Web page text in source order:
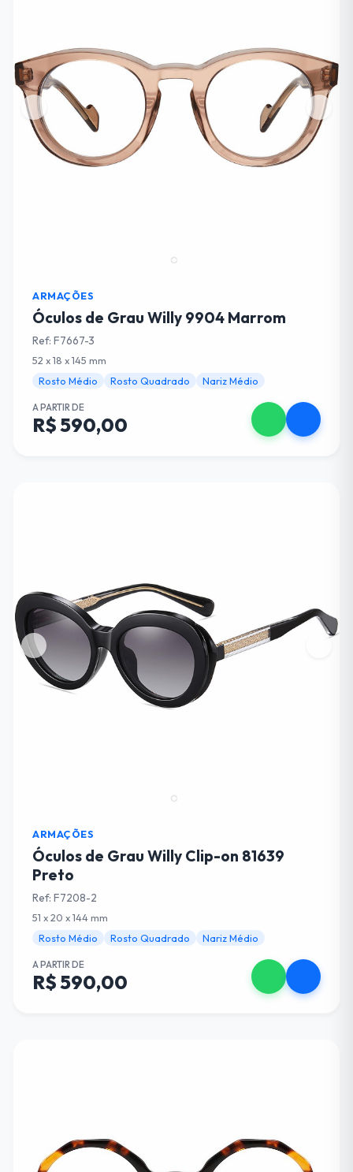
ARMAÇÕES
Óculos de Grau Willy 9904 Marrom
Ref: F7667-3
52 x 18 x 145 mm
Rosto Médio
Rosto Quadrado Nariz Médio
A PARTIR DE
R$ 590,00
ARMAÇÕES
Óculos de Grau Willy Clip-on 81639
Preto
Ref: F7208-2
51 x 20 x 144 mm
Rosto Médio
Rosto Quadrado Nariz Médio
A PARTIR DE
R$ 590,00